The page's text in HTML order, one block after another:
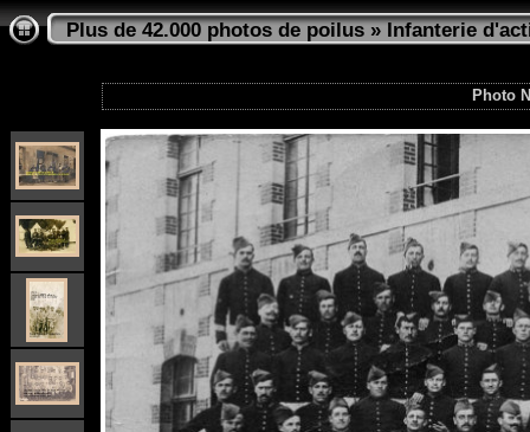
Plus de 42.000 photos de poilus»Infanterie
Photo